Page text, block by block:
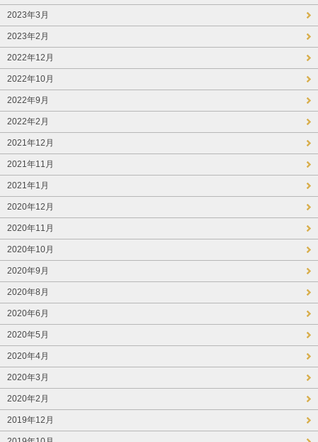
2023年3月
2023年2月
2022年12月
2022年10月
2022年9月
2022年2月
2021年12月
2021年11月
2021年1月
2020年12月
2020年11月
2020年10月
2020年9月
2020年8月
2020年6月
2020年5月
2020年4月
2020年3月
2020年2月
2019年12月